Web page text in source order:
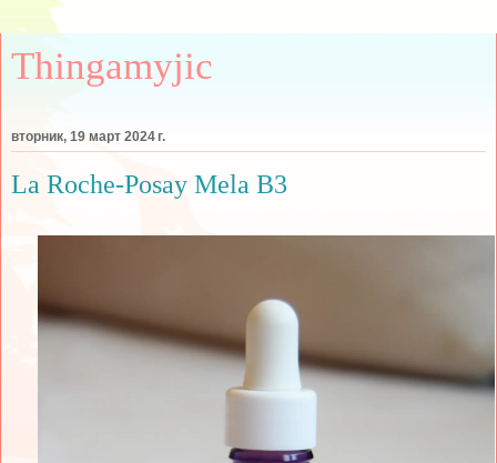
Thingamyjic
вторник, 19 март 2024 г.
La Roche-Posay Mela B3